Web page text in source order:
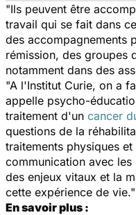
"Ils peuvent être
travail qui se fait dans
des accompagnements
rémission, des groupes
notamment dans des
"A l'Institut Curie, on a
appelle psycho-
traitement d'un cancer
questions de la
traitements physiques
communication avec
des enjeux vitaux et la
cette expérience de vie."
En savoir plus :